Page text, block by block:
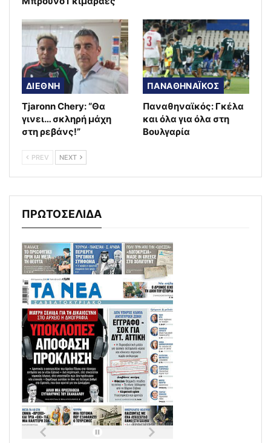
ΔΙΕΘΝΗ
Tjaronn Chery: “Θα
γινει… σκληρή μάχη
στη ρεβάνς!”
ΠΑΝΑΘΗΝΑΪΚΟΣ
Παναθηναϊκός: Γκέλα
και όλα για όλα στη
Βουλγαρία
PREV NEXT
ΠΡΩΤΟΣΕΛΙΔΑ